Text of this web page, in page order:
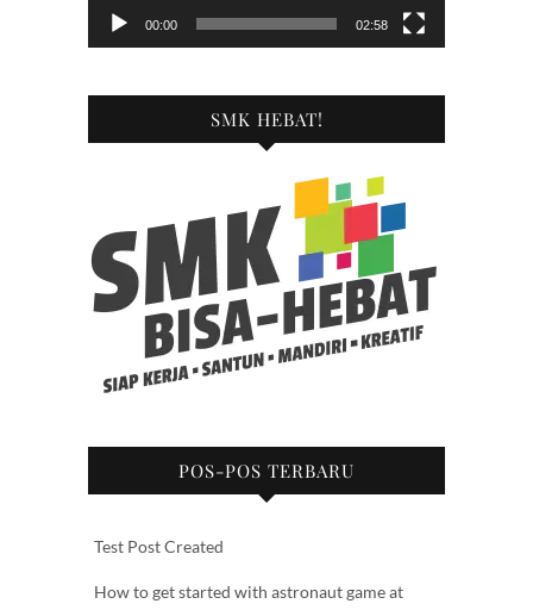
00:00 02:58
SMK HEBAT!
POS-POS TERBARU
Test Post Created
How to get started with astronaut game at